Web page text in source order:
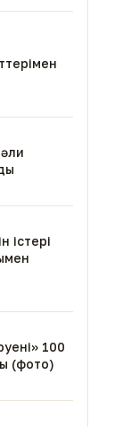
істері
100
(фото)